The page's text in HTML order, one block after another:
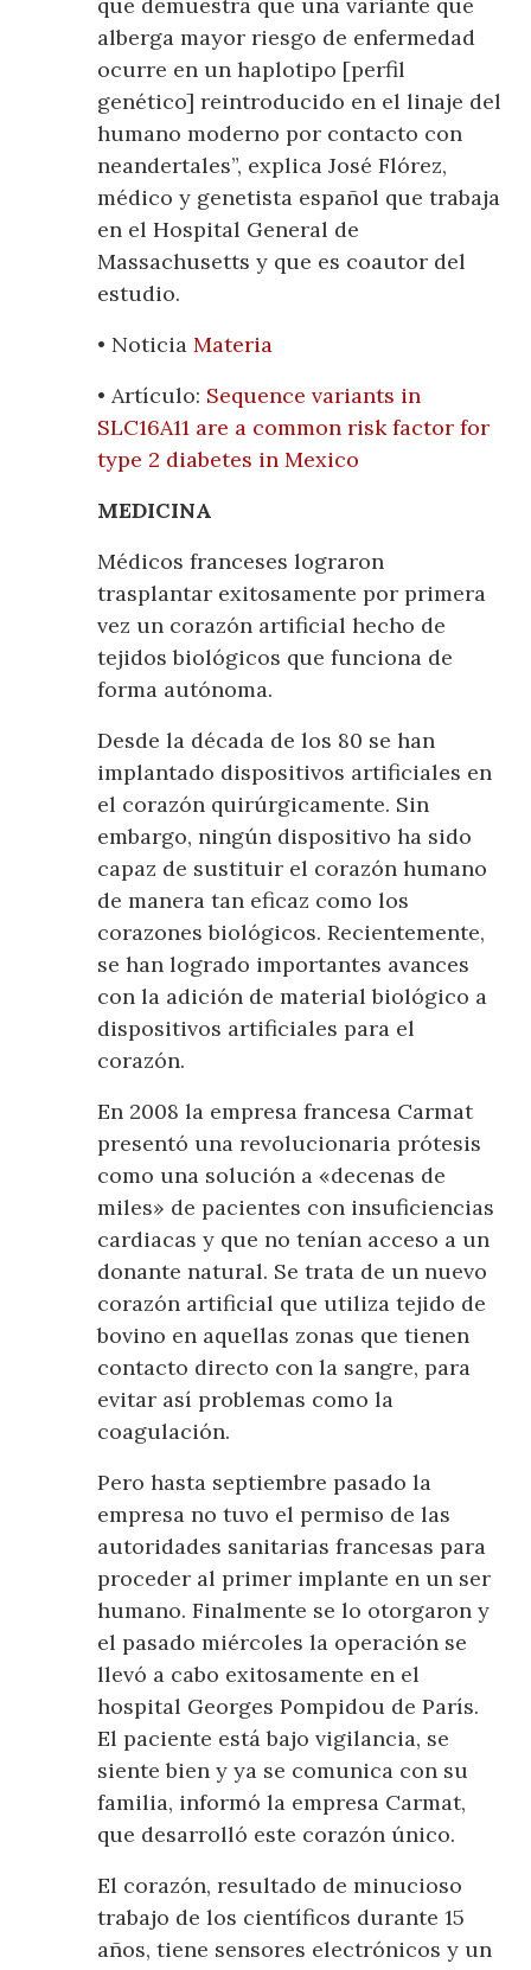
que demuestra que una variante que
alberga mayor riesgo de enfermedad
ocurre en un haplotipo [perfil
genético] reintroducido en el linaje del
humano moderno por contacto con
neandertales”, explica José Flórez,
médico y genetista español que trabaja
en el Hospital General de
Massachusetts y que es coautor del
estudio.
• NoticiaMateria
• Artículo: Sequence variants in
SLC16A11 are a common risk factor for
type 2 diabetes in Mexico
MEDICINA
Médicos franceses lograron
trasplantar exitosamente por primera
vez un corazón artificial hecho de
tejidos biológicos que funciona de
forma autónoma.
Desde la década de los 80 se han
implantado dispositivos artificiales en
el corazón quirúrgicamente. Sin
embargo, ningún dispositivo ha sido
capaz de sustituir el corazón humano
de manera tan eficaz como los
corazones biológicos. Recientemente,
se han logrado importantes avances
con la adición de material biológico a
dispositivos artificiales para el
corazón.
En 2008 la empresa francesa Carmat
presentó una revolucionaria prótesis
como una solución a «decenas de
miles» de pacientes con insuficiencias
cardiacas y que no tenían acceso a un
donante natural. Se trata de un nuevo
corazón artificial que utiliza tejido de
bovino en aquellas zonas que tienen
contacto directo con la sangre, para
evitar así problemas como la
coagulación.
Pero hasta septiembre pasado la
empresa no tuvo el permiso de las
autoridades sanitarias francesas para
proceder al primer implante en un ser
humano. Finalmente se lo otorgaron y
el pasado miércoles la operación se
llevó a cabo exitosamente en el
hospital Georges Pompidou de París.
El paciente está bajo vigilancia, se
siente bien y ya se comunica con su
familia, informó la empresa Carmat,
que desarrolló este corazón único.
El corazón, resultado de minucioso
trabajo de los científicos durante 15
años, tiene sensores electrónicos y un